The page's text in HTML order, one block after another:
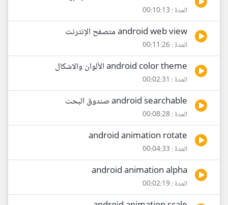
المدة : 00:10:13
android web view متصفح الإنترنت
المدة : 00:11:26
android color theme الألوان والاشكال
المدة : 00:02:31
android searchable صندوق البحث
المدة : 00:08:28
android animation rotate
المدة : 00:04:33
android animation alpha
المدة : 00:02:19